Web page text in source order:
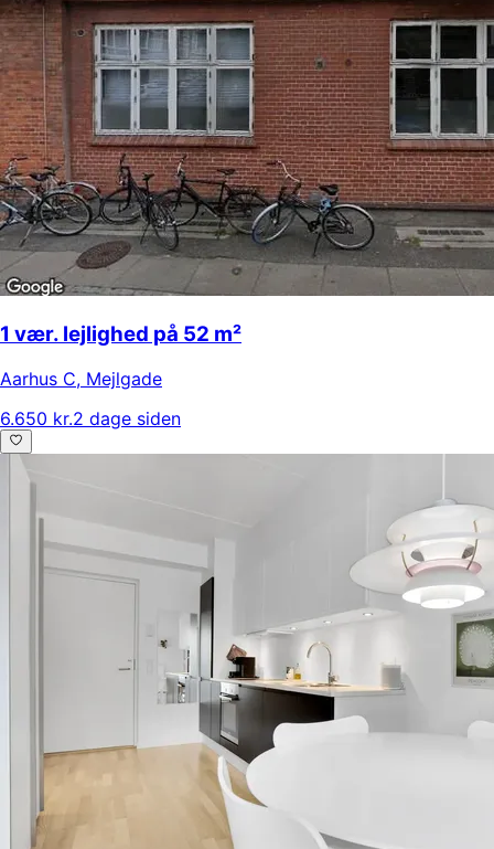
1 vær. lejlighed på 52 m²
Aarhus C, Mejlgade
6.650 kr.2 dage siden